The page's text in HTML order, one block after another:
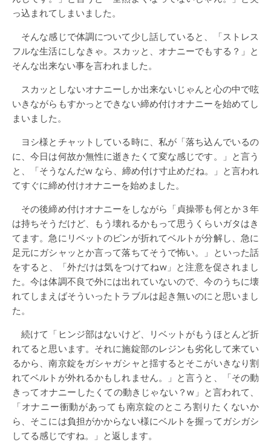
っ込まれてしまいました。
そんな感じで体調について少し話していると、「ストレス
フルな生活にしなきゃ。スカッと、オナニーでもする？」と
そんな出来ない事を言われました。
スカッとしないオナニーしか出来ないじゃんと心の中で呟
いきながらもすかっとできない締め付けオナニーを始めてし
まいました。
ヨシ様とチャットしている時に、私が「落ち込んでいるの
に、今日は何故か無性に逝きたくて変な感じです。」と言う
と、「そうなんだw なら、締め付け寸止めだね。」と言われ
てすぐに締め付けオナニーを始めました。
その後締め付けオナニーをしながら「貞操帯も何とか３年
は持ちそうだけど、もう壊れるかもって思うくらいガタはき
てます。急にリベットのピンが折れてベルトが分解し、急に
足元にガシャッとか言って落ちてそうで怖い。」といった話
をすると、「外だけは気をつけてねw」と注意を促されまし
た。今は体調不良で外には出れていないので、今のうちに壊
れてしまえばそういったトラブルは起き無いのにと思いまし
た。
続けて「ヒンジ部はないけど、リベットがもうほとんど折
れてると思います。それに施錠部のレジンも劣化して来てい
るから、南京錠をガシャガシャと揺するとそこがいきなり割
れてベルトが外れるかもしれません。」と言うと、「その動
きってオナニーしたくての動きじゃない？w」と言われて、
「オナニー衝動があっても南京錠のところ割りたくないか
ら、そこには負担がかからない様にベルトを握ってガシガシ
してる感じですね。」と返します。